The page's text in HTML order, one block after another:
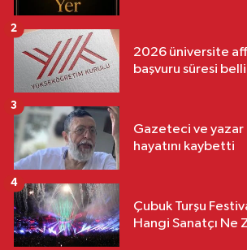
2026 üniversite
başvuru süresi
2
Gazeteci ve yazar
hayatını kaybetti
3
Çubuk Turşu
Hangi Sanatçı Ne
4